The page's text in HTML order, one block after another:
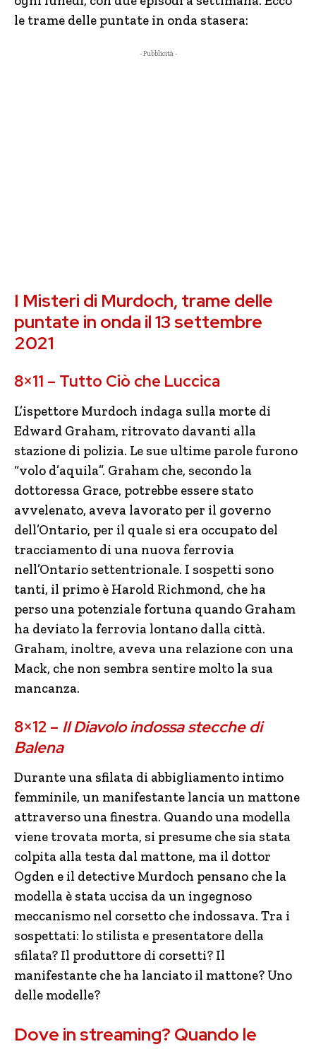
le trame delle puntate in onda stasera:
- Pubblicità -
I Misteri di Murdoch, trame delle
puntate in onda il 13 settembre
2021
8×11 – Tutto Ciò che Luccica
L’ispettore Murdoch indaga sulla morte di
Edward Graham, ritrovato davanti alla
stazione di polizia. Le sue ultime parole furono
“volo d’aquila”. Graham che, secondo la
dottoressa Grace, potrebbe essere stato
avvelenato, aveva lavorato per il governo
dell’Ontario, per il quale si era occupato del
tracciamento di una nuova ferrovia
nell’Ontario settentrionale. I sospetti sono
tanti, il primo è Harold Richmond, che ha
perso una potenziale fortuna quando Graham
ha deviato la ferrovia lontano dalla città.
Graham, inoltre, aveva una relazione con una
Mack, che non sembra sentire molto la sua
mancanza.
8×12 – Il Diavolo indossa stecche di
Balena
Durante una sfilata di abbigliamento intimo
femminile, un manifestante lancia un mattone
attraverso una finestra. Quando una modella
viene trovata morta, si presume che sia stata
colpita alla testa dal mattone, ma il dottor
Ogden e il detective Murdoch pensano che la
modella è stata uccisa da un ingegnoso
meccanismo nel corsetto che indossava. Tra i
sospettati: lo stilista e presentatore della
sfilata? Il produttore di corsetti? Il
manifestante che ha lanciato il mattone? Uno
delle modelle?
Dove in streaming? Quando le